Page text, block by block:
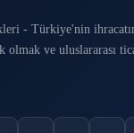
- Türkiye'nin
olmak ve uluslararası